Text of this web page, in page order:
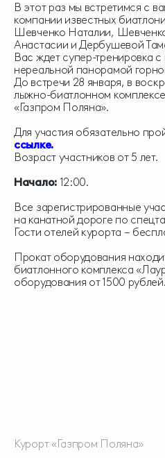
В этот раз мы встретимся с
компании известных
Шевченко Наталии,
Анастасии и Дербушевой
Вас ждет супер-тренировка
нереальной панорамой
До встречи 28 января, в
лыжно-биатлонном
«Газпром Поляна».
Для участия обязательно
ссылке.
Возраст участников от 5 лет.
Начало: 12:00.
Все зарегистрированные
на канатной дороге по
Гости отелей курорта –
Прокат оборудования
биатлонного комплекса
оборудования от 1500 рублей.
Курорт «Газпром Поляна»